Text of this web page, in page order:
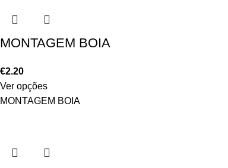
MONTAGEM BOIA
€2.20
Ver opções
MONTAGEM BOIA